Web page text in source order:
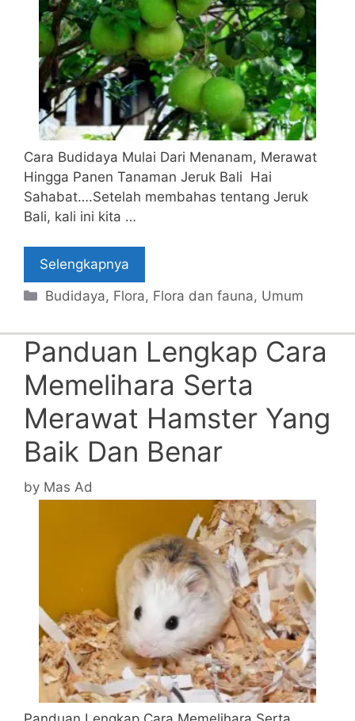
Cara Budidaya Mulai Dari Menanam, Merawat
Hingga Panen Tanaman Jeruk Bali Hai
Sahabat….Setelah membahas tentang Jeruk
Bali, kali ini kita …
Selengkapnya
Categories
Budidaya, Flora, Flora dan fauna, Umum
Panduan Lengkap Cara
Memelihara Serta
Merawat Hamster Yang
Baik Dan Benar
by Mas Ad